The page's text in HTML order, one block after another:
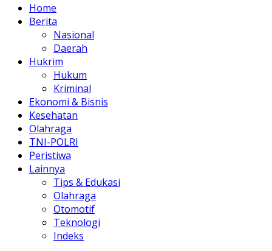
Home
Berita
Nasional
Daerah
Hukrim
Hukum
Kriminal
Ekonomi & Bisnis
Kesehatan
Olahraga
TNI-POLRI
Peristiwa
Lainnya
Tips & Edukasi
Olahraga
Otomotif
Teknologi
Indeks